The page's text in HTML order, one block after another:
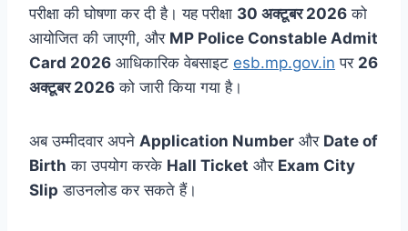
परीक्षा की घोषणा कर दी है। यह परीक्षा 30 अक्टूबर 2026 को
आयोजित की जाएगी, और MP Police Constable Admit
Card 2026 आधिकारिक वेबसाइट esb.mp.gov.in पर 26
अक्टूबर 2026 को जारी किया गया है।
अब उम्मीदवार अपने Application Number और Date of
Birth का उपयोग करके Hall Ticket और Exam City
Slip डाउनलोड कर सकते हैं।